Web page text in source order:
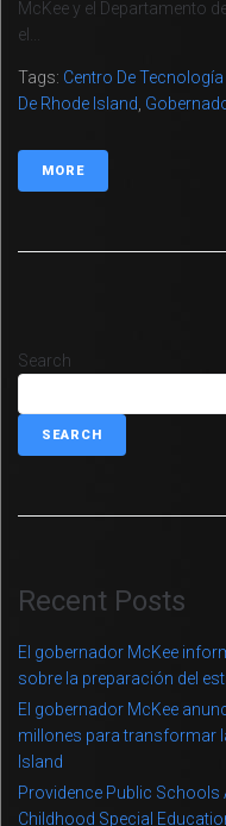
McKee y el Departamento
el...
Tags: Centro De
De Rhode Island
MORE
Search
SEARCH
Recent Posts
El gobernador McKee
sobre la preparación del
El gobernador McKee
millones para transformar
Island
Providence Public Schools
Childhood Special